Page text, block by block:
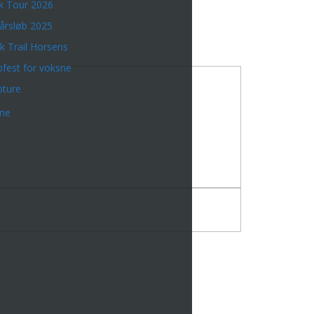
Tour 2026
2025
Trail Horsens
for voksne